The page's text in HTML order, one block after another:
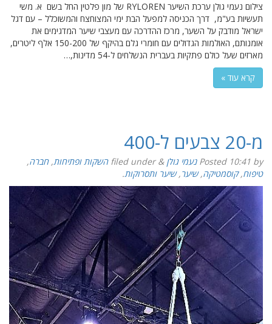
צילום נעמי גולן ערכת השיער RYLOREN של מון פלטין החל בשם א. משי
תעשיות בע"מ, דרך הכניסה למפעל הבת ימי המצוחצח והמשוכלל – עם דגל
ישראל מודבק על השער, מרכז ההדרכה עם מעצבי שיער המדגימים את
אומנותם, האולמות הגדולים עם חומרי גלם בהיקף של 150-200 אלף ליטרים,
מארזים שעל כולם פתקיות בעברית הנשלחים ל-54 מדינות,…
קרא עוד »
מ-20 צבעים ל-400
Posted 10:41 by נעמי גולן &
filed under השקות ופתיחות,חברה,
טיפוח,קוסמטיקה,שיער,שיער ותסרוקות.